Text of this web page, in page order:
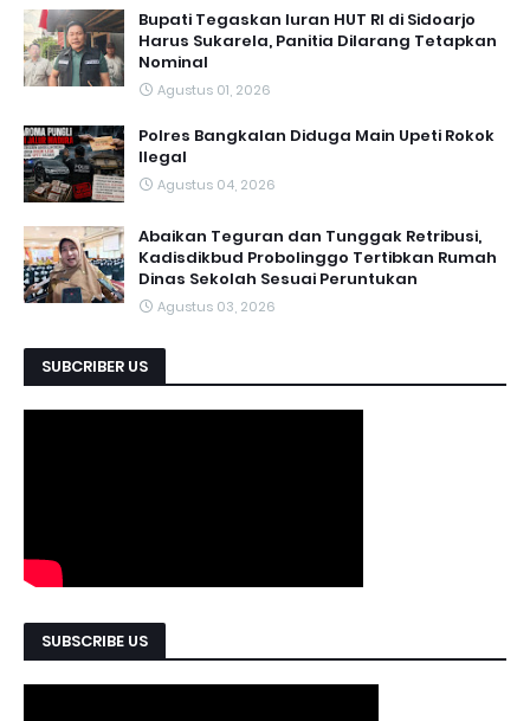
Bupati Tegaskan Iuran HUT RI di Sidoarjo
Harus Sukarela, Panitia Dilarang Tetapkan
Nominal
Agustus 01, 2026
Polres Bangkalan Diduga Main Upeti Rokok
Ilegal
Agustus 04, 2026
Abaikan Teguran dan Tunggak Retribusi,
Kadisdikbud Probolinggo Tertibkan Rumah
Dinas Sekolah Sesuai Peruntukan
Agustus 03, 2026
SUBCRIBER US
SUBSCRIBE US